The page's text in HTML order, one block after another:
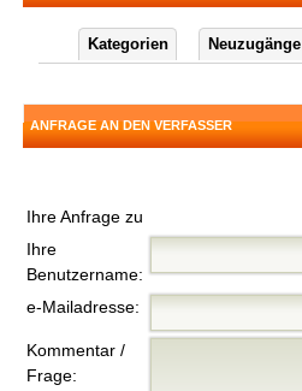
Kategorien Neuzugänge
ANFRAGE AN DEN VERFASSER
Ihre Anfrage zu
Ihre
Benutzername:
e-Mailadresse:
Kommentar /
Frage: